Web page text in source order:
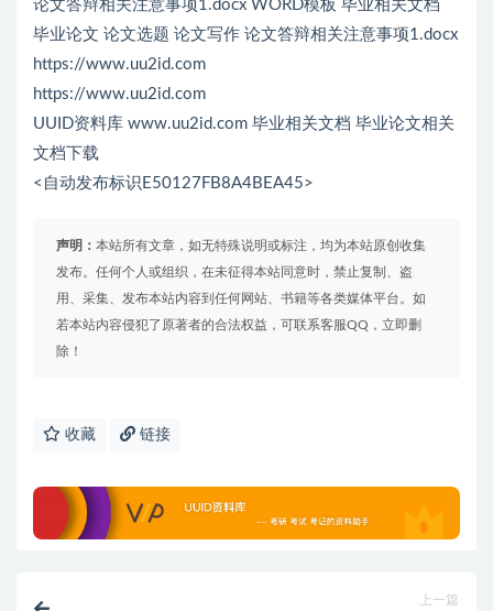
论文答辩相关注意事项1.docx WORD模板 毕业相关文档
毕业论文 论文选题 论文写作 论文答辩相关注意事项1.docx
https://www.uu2id.com
https://www.uu2id.com
UUID资料库 www.uu2id.com 毕业相关文档 毕业论文相关
文档下载
<自动发布标识E50127FB8A4BEA45>
声明： 本站所有文章，如无特殊说明或标注，均为本站原创收集
发布。任何个人或组织，在未征得本站同意时，禁止复制、盗
用、采集、发布本站内容到任何网站、书籍等各类媒体平台。如
若本站内容侵犯了原著者的合法权益，可联系客服QQ，立即删
除！
收藏 链接
上一篇